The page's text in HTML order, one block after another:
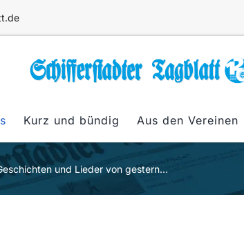
Kurz und bündig Aus den Vereinen
und Lieder von gestern…